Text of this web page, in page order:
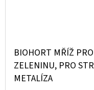
BIOHORT MŘÍŽ
ZELENINU, PRO
METALÍZA